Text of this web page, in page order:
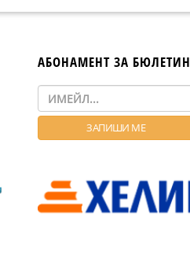
АБОНАМЕНТ ЗА БЮЛЕТИН